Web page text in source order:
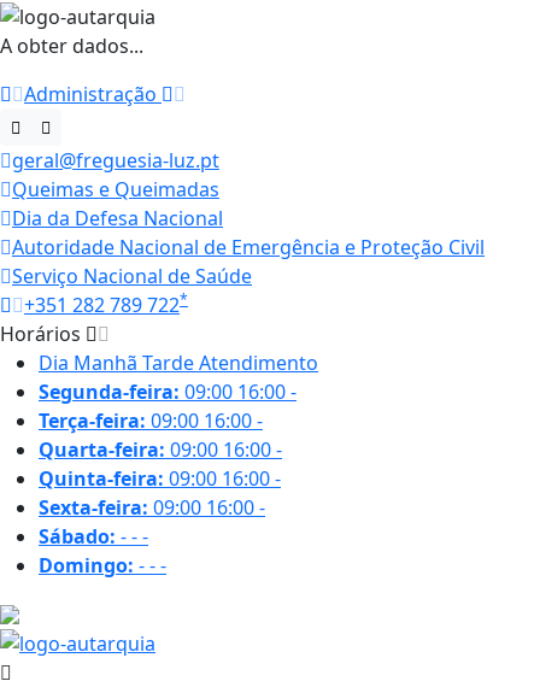
A obter dados...
Administração
geral@freguesia-luz.pt
Queimas e Queimadas
Dia da Defesa Nacional
Autoridade Nacional de Emergência e Proteção Civil
Serviço Nacional de Saúde
+351 282 789 722*
Horários
Dia Manhã TardeAtendimento
Segunda-feira: 09:00 16:00-
Terça-feira: 09:00 16:00-
Quarta-feira: 09:00 16:00-
Quinta-feira: 09:00 16:00-
Sexta-feira: 09:00 16:00-
Sábado: ---
Domingo: ---